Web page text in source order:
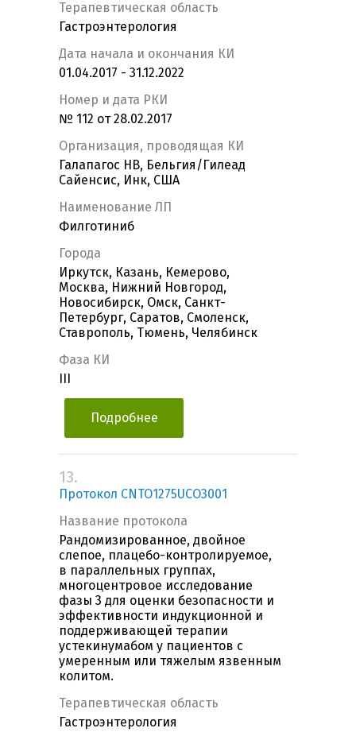
Терапевтическая область
Гастроэнтерология
Дата начала и окончания КИ
01.04.2017 - 31.12.2022
Номер и дата РКИ
№ 112 от 28.02.2017
Организация, проводящая КИ
Галапагос НВ, Бельгия/Гилеад
Сайенсис, Инк, США
Наименование ЛП
Филготиниб
Города
Иркутск, Казань, Кемерово,
Москва, Нижний Новгород,
Новосибирск, Омск, Санкт-
Петербург, Саратов, Смоленск,
Ставрополь, Тюмень, Челябинск
Фаза КИ
Подробнее
13.
Протокол CNTO1275UCO3001
Название протокола
Рандомизированное, двойное
слепое, плацебо-контролируемое,
в параллельных группах,
многоцентровое исследование
фазы 3 для оценки безопасности и
эффективности индукционной и
поддерживающей терапии
устекинумабом у пациентов с
умеренным или тяжелым язвенным
колитом.
Терапевтическая область
Гастроэнтерология